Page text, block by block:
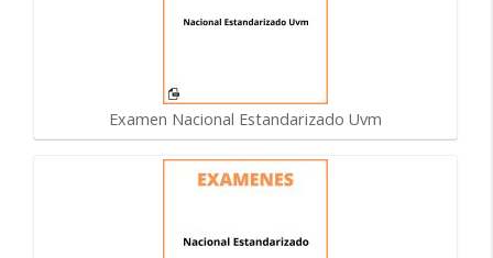
Examen Nacional Estandarizado Uvm